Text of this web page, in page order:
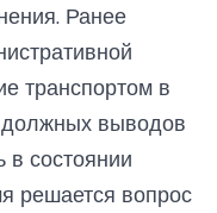
Ранее
транспортом в
должных выводов
в состоянии
решается вопрос